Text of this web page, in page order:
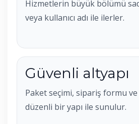
Hizmetlerin büyük bölümü
veya kullanıcı adı ile ilerler.
Güvenli altyapı
Paket seçimi, sipariş formu ve
düzenli bir yapı ile sunulur.